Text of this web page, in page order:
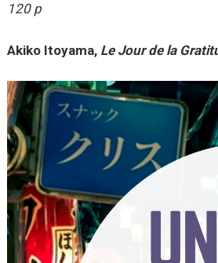
120 p
Akiko Itoyama, Le Jour de la